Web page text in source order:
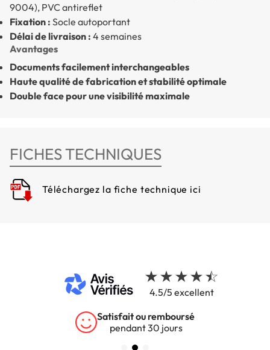
9004), PVC antireflet
Fixation : Socle autoportant
Délai de livraison : 4 semaines
Avantages
Documents facilement interchangeables
Haute qualité de fabrication et stabilité optimale
Double face pour une visibilité maximale
FICHES TECHNIQUES
Téléchargez la fiche technique ici
4.5/5 excellent
Satisfait ou remboursé
pendant 30 jours